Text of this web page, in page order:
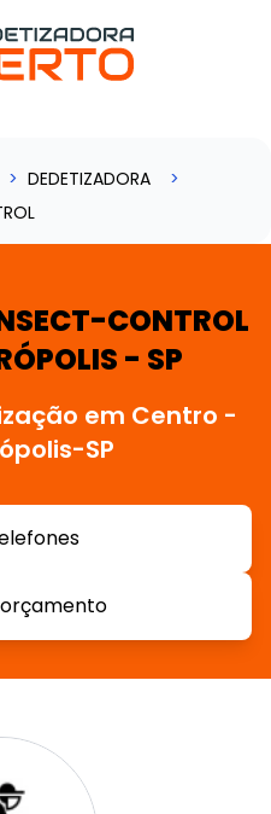
DEDETIZADORA
CONTROL
- SP
em Centro -
SP